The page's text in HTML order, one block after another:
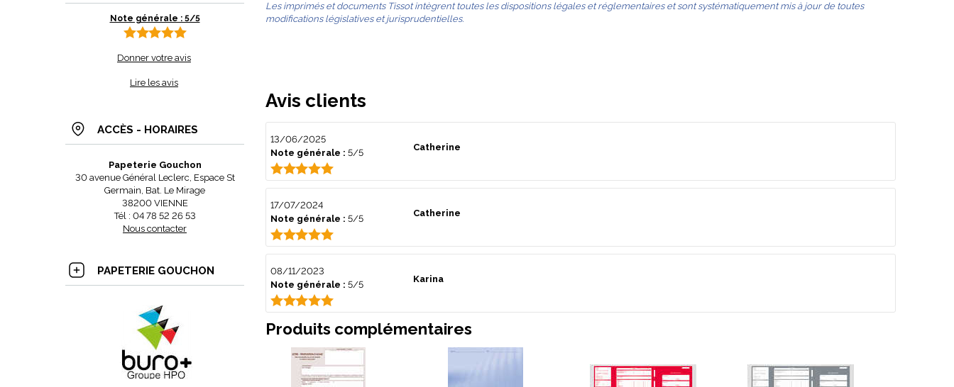
Note générale : 5/5
Donner votre avis
Lire les avis
ACCÈS - HORAIRES
Papeterie Gouchon
30 avenue Général Leclerc, Espace St
Germain, Bat. Le Mirage
38200 VIENNE
Tél : 04 78 52 26 53
Nous contacter
PAPETERIE GOUCHON
Les imprimés et documents Tissot intègrent toutes les dispositions légales et réglementaires et sont systématiquement mis à jour de toutes
modifications législatives et jurisprudentielles.
Avis clients
13/06/2025
Note générale : 5/5
Catherine
17/07/2024
Note générale : 5/5
Catherine
08/11/2023
Note générale : 5/5
Karina
Produits complémentaires